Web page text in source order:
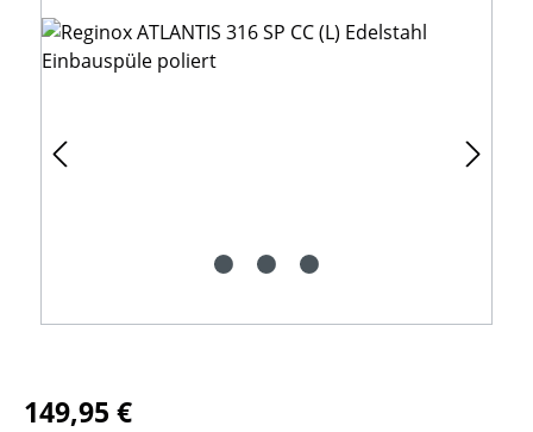
Regulärer Preis:
149,95 €